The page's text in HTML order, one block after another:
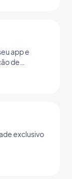
app e
de
exclusivo